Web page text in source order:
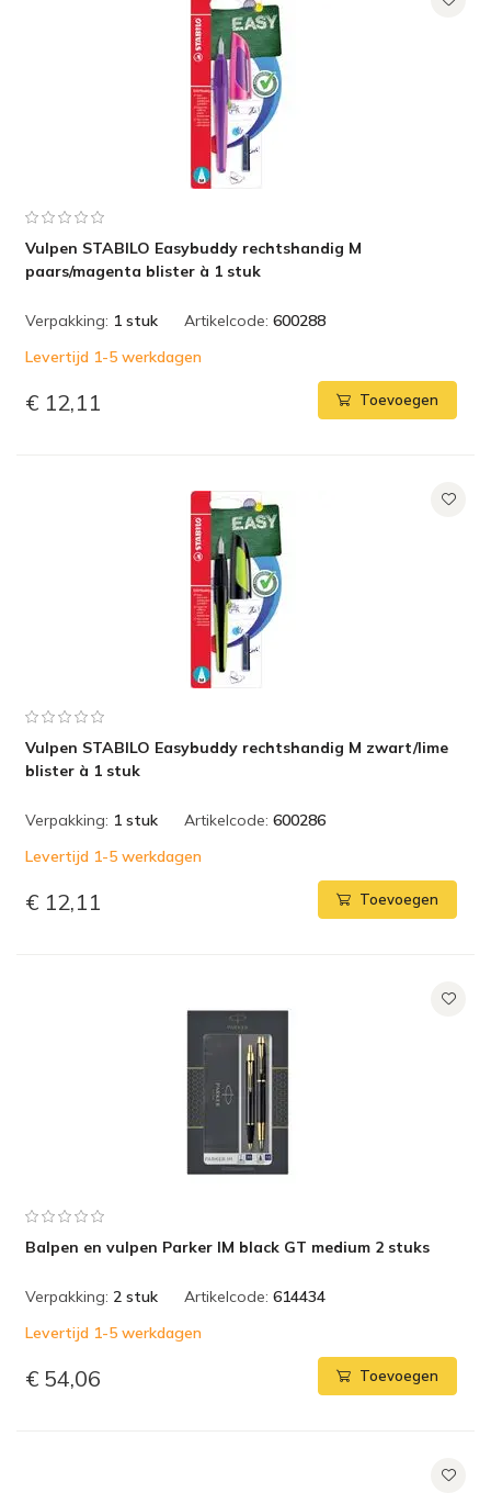
Vulpen STABILO Easybuddy rechtshandig M
paars/magenta blister à 1 stuk
Verpakking: 1 stuk Artikelcode: 600288
Levertijd 1-5 werkdagen
€ 12,11 Toevoegen
Vulpen STABILO Easybuddy rechtshandig M zwart/lime
blister à 1 stuk
Verpakking: 1 stuk Artikelcode: 600286
Levertijd 1-5 werkdagen
€ 12,11 Toevoegen
Balpen en vulpen Parker IM black GT medium 2 stuks
Verpakking: 2 stuk Artikelcode: 614434
Levertijd 1-5 werkdagen
€ 54,06 Toevoegen